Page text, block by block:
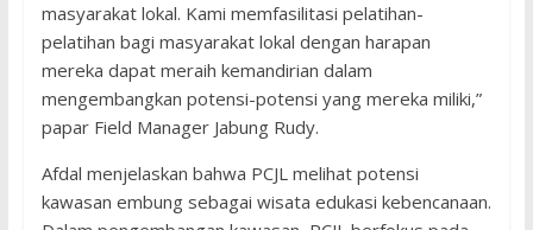
masyarakat lokal. Kami memfasilitasi pelatihan-
pelatihan bagi masyarakat lokal dengan harapan
mereka dapat meraih kemandirian dalam
mengembangkan potensi-potensi yang mereka miliki,”
papar Field Manager Jabung Rudy.
Afdal menjelaskan bahwa PCJL melihat potensi
kawasan embung sebagai wisata edukasi kebencanaan.